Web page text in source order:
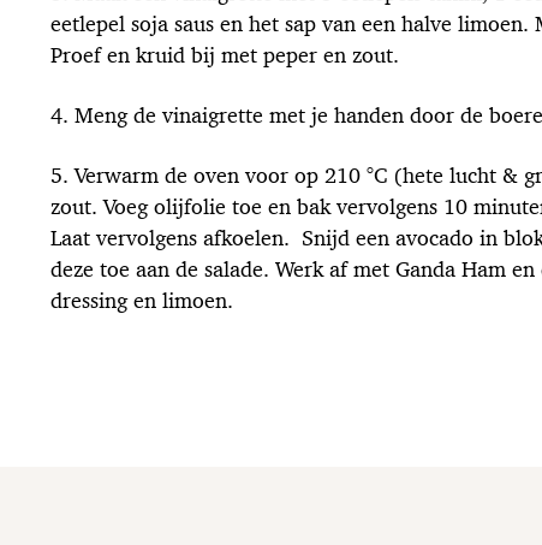
eetlepel soja saus en het sap van een halve
Proef en kruid bij met peper en zout.
Meng de vinaigrette met je handen door de
Verwarm de oven voor op 210 °C (hete lucht &
zout. Voeg olijfolie toe en bak vervolgens 10
Laat vervolgens afkoelen. Snijd een avocado in
deze toe aan de salade. Werk af met Ganda Ham
dressing en limoen.